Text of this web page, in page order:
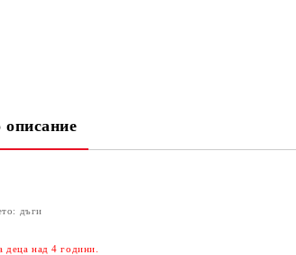
описание
дъги
деца над 4 години.